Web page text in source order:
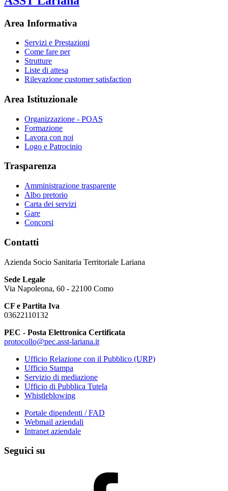
Area Informativa
Servizi e Prestazioni
Come fare per
Strutture
Liste di attesa
Rilevazione customer satisfaction
Area Istituzionale
Organizzazione - POAS
Formazione
Lavora con noi
Logo e Patrocinio
Trasparenza
Amministrazione trasparente
Albo pretorio
Carta dei servizi
Gare
Concorsi
Contatti
Azienda Socio Sanitaria Territoriale Lariana
Sede Legale
Via Napoleona, 60 - 22100 Como
CF e Partita Iva
03622110132
PEC - Posta Elettronica Certificata
protocollo@pec.asst-lariana.it
Ufficio Relazione con il Pubblico (URP)
Ufficio Stampa
Servizio di mediazione
Ufficio di Pubblica Tutela
Whistleblowing
Portale dipendenti / FAD
Webmail aziendali
Intranet aziendale
Seguici su